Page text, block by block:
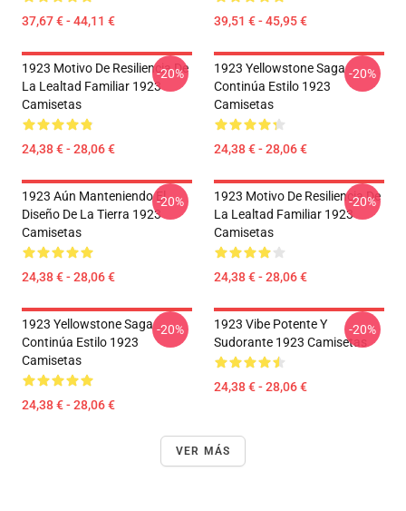
37,67 € - 44,11 € 39,51 € - 45,95 €
1923 Motivo De Resiliencia De
La Lealtad Familiar 1923
Camisetas
24,38 € - 28,06 €
-20%
1923 Yellowstone Saga
Continúa Estilo 1923
Camisetas
24,38 € - 28,06 €
-20%
1923 Aún Manteniendo El
Diseño De La Tierra 1923
Camisetas
24,38 € - 28,06 €
-20%
1923 Motivo De Resiliencia De
La Lealtad Familiar 1923
Camisetas
24,38 € - 28,06 €
-20%
1923 Yellowstone Saga
Continúa Estilo 1923
Camisetas
24,38 € - 28,06 €
-20%
1923 Vibe Potente Y
Sudorante 1923 Camisetas
24,38 € - 28,06 €
-20%
VER MÁS